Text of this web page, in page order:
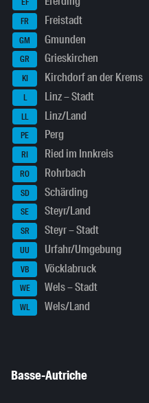
FR Freistadt
GM Gmunden
GR Grieskirchen
KI Kirchdorf an der Krems
L Linz – Stadt
LL Linz/Land
PE Perg
RI Ried im Innkreis
RO Rohrbach
SD Schärding
SE Steyr/Land
SR Steyr – Stadt
UU Urfahr/Umgebung
VB Vöcklabruck
WE Wels – Stadt
WL Wels/Land
Basse-Autriche